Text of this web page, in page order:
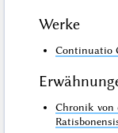
Werke
Continuatio
Chronik von